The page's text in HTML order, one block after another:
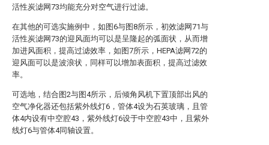
活性炭滤网73均能充分对空气进行过滤。
在其他的可选实施例中，如图6与图8所示，初效滤网71与
活性炭滤网73的迎风面均可以是呈隆起的弧面状，从而增
加进风面积，提高过滤效率，如图7所示，HEPA滤网72的
迎风面可以是波浪状，同样可以增加表面积，提高过滤效
率。
可选地，结合图2与图4所示，后倾角风机下置顶部出风的
空气净化器还包括紫外线灯6，管体4设为石英玻璃，且管
体4内设有中空腔43，紫外线灯6设于中空腔43中，且紫外
线灯6与管体4同轴设置。